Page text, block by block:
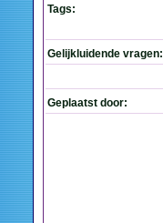
Tags:
Gelijkluidende vragen:
Geplaatst door: